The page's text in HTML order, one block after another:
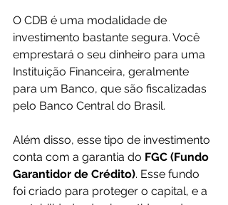
O CDB é uma modalidade de
investimento bastante segura. Você
emprestará o seu dinheiro para uma
Instituição Financeira, geralmente
para um Banco, que são fiscalizadas
pelo Banco Central do Brasil.
Além disso, esse tipo de investimento
conta com a garantia do FGC (Fundo
Garantidor de Crédito). Esse fundo
foi criado para proteger o capital, e a